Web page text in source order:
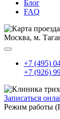
Блог
FAQ
Москва, м.
+7 (495)
+7 (926)
Записаться
Режим работы